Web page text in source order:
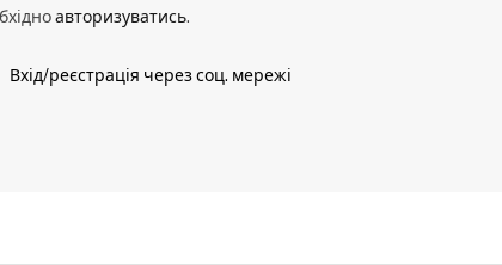
авторизуватись.
Вхід/реєстрація через соц. мережі